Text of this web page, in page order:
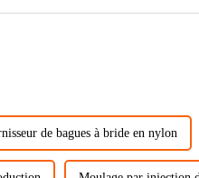
de bagues à bride en nylon